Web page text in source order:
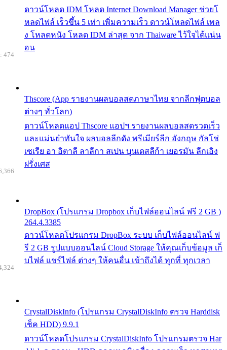
ดาวน์โหลด IDM โหลด Internet Download Manager ช่วยโ
หลดไฟล์ เร็วขึ้น 5 เท่า เพิ่มความเร็ว ดาวน์โหลดไฟล์ เพล
ง โหลดหนัง โหลด IDM ล่าสุด จาก Thaiware ไว้ใจได้แน่น
อน
Thscore (App รายงานผลบอลสดภาษาไทย จากลีกฟุตบอล
ต่างๆ ทั่วโลก)
ดาวน์โหลดแอป Thscore แอปฯ รายงานผลบอลสดรวดเร็ว
และแม่นยำทันใจ ผลบอลลีกดัง พรีเมียร์ลีก อังกฤษ กัลโช่
เซเรีย อา อิตาลี ลาลีกา สเปน บุนเดสลีก้า เยอรมัน ลีกเอิง
ฝรั่งเศส
474
DropBox (โปรแกรม Dropbox เก็บไฟล์ออนไลน์ ฟรี 2 GB )
264.4.3385
ดาวน์โหลดโปรแกรม DropBox ระบบ เก็บไฟล์ออนไลน์ ฟ
รี 2 GB รูปแบบออนไลน์ Cloud Storage ให้คุณเก็บข้อมูล เก็
บไฟล์ แชร์ไฟล์ ต่างๆ ให้คนอื่น เข้าถึงได้ ทุกที่ ทุกเวลา
CrystalDiskInfo (โปรแกรม CrystalDiskInfo ตรวจ Harddisk
เช็ค HDD) 9.9.1
ดาวน์โหลดโปรแกรม CrystalDiskInfo โปรแกรมตรวจ Har